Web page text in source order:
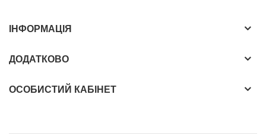
ІНФОРМАЦІЯ
ДОДАТКОВО
ОСОБИСТИЙ КАБІНЕТ